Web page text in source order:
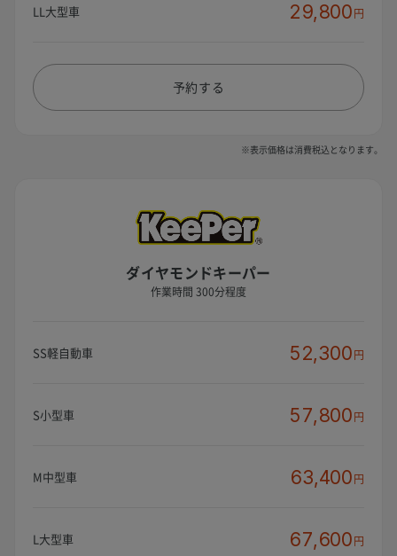
LL大型車 29,800円
予約する
※表示価格は消費税込となります。
ダイヤモンドキーパー
作業時間 300分程度
SS軽自動車 52,300円
S小型車 57,800円
M中型車 63,400円
L大型車 67,600円